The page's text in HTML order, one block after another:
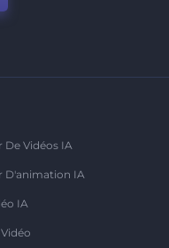
De Vidéos IA
D'animation IA
IA